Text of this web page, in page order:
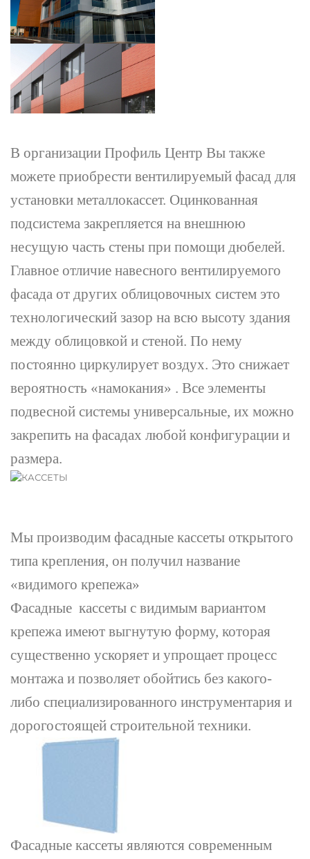
В организации Профиль Центр Вы также
можете приобрести вентилируемый фасад для
установки металлокассет. Оцинкованная
подсистема закрепляется на внешнюю
несущую часть стены при помощи дюбелей.
Главное отличие навесного вентилируемого
фасада от других облицовочных систем это
технологический зазор на всю высоту здания
между облицовкой и стеной. По нему
постоянно циркулирует воздух. Это снижает
вероятность «намокания» . Все элементы
подвесной системы универсальные, их можно
закрепить на фасадах любой конфигурации и
размера.
Мы производим фасадные кассеты открытого
типа крепления, он получил название
«видимого крепежа»
Фасадные кассеты с видимым вариантом
крепежа имеют выгнутую форму, которая
существенно ускоряет и упрощает процесс
монтажа и позволяет обойтись без какого-
либо специализированного инструментария и
дорогостоящей строительной техники.
Фасадные кассеты являются современным